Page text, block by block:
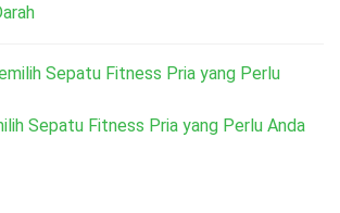
Sepatu Fitness Pria yang Perlu Anda